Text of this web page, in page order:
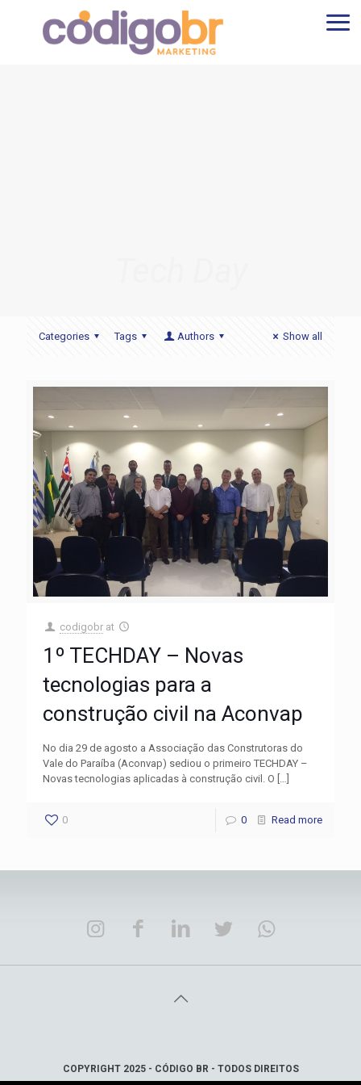
Categories Tags Authors Show all
codigobr at
1º TECHDAY – Novas
tecnologias para a
construção civil na Aconvap
No dia 29 de agosto a Associação das Construtoras do
Vale do Paraíba (Aconvap) sediou o primeiro TECHDAY –
Novas tecnologias aplicadas à construção civil. O […]
0 0 Read more
COPYRIGHT 2025 - CÓDIGO BR - TODOS DIREITOS